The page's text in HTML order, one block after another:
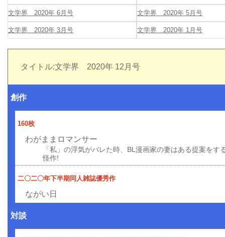
文学界 2020年 6月号 文学界 2020年 5月号
文学界 2020年 3月号 文学界 2020年 1月号
タイトル:文学界 2020年 12月号
創作
160枚
わがままロマンサー
「私」の浮気がバレた時、BL漫画家の妻はある提案をす
怪作!
二〇二〇年下半期同人雑誌優秀作
ながい日
対談